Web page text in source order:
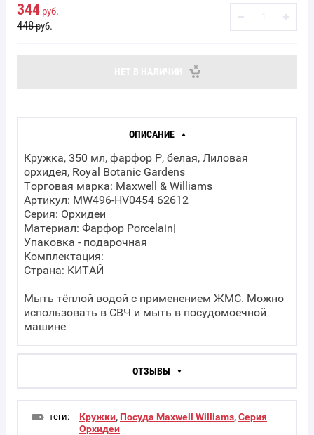
344 руб.
448руб.
ОПИСАНИЕ
Кружка, 350 мл, фарфор P, белая, Лиловая
орхидея, Royal Botanic Gardens
Торговая марка: Maxwell & Williams
Артикул: MW496-HV0454 62612
Серия: Орхидеи
Материал: Фарфор Porcelain|
Упаковка - подарочная
Комплектация:
Страна: КИТАЙ
Мыть тёплой водой с применением ЖМС. Можно
использовать в СВЧ и мыть в посудомоечной
машине
ОТЗЫВЫ
теги: Кружки, Посуда Maxwell Williams,Серия
Орхидеи